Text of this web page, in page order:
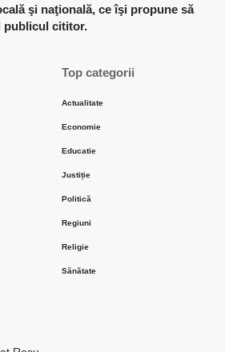
şi naţională, ce îşi propune să
publicul cititor.
Top categorii
Actualitate
Economie
Educatie
Justiție
Politică
Regiuni
Religie
Sănătate